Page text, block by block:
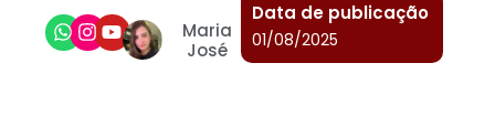
Maria
José
Data de publicação
01/08/2025